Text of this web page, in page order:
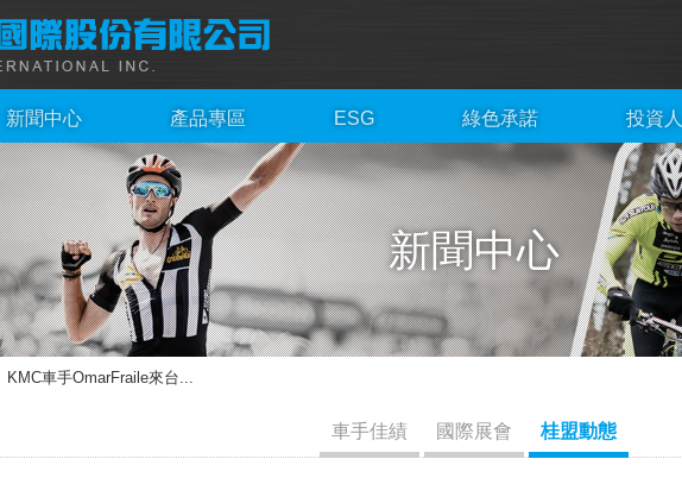
新聞中心 產品專區 ESG 綠色承諾 投資
新聞中心
KMC車手OmarFraile來台...
車手佳績 國際展會 桂盟動態